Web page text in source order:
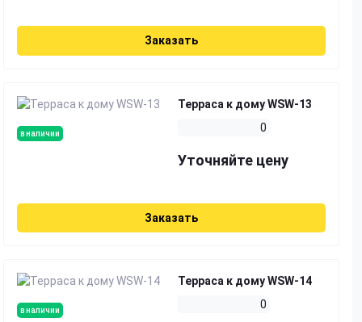
Заказать
в наличии
Терраса к дому WSW-13
0
Уточняйте цену
Заказать
в наличии
Терраса к дому WSW-14
0